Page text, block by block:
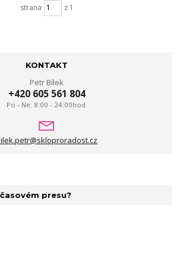
strana z 1
KONTAKT
Petr Bílek
+420 605 561 804
Po - Ne: 8:00 - 24:00hod.
presu?